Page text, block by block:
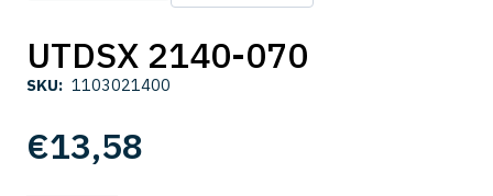
UTDSX 2140-070
SKU: 1103021400
€13,58